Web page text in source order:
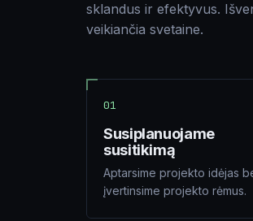
sklandus ir efektyvus.
veikiančia svetaine.
01
Susiplanuojame
susitikimą
Aptarsime projekto idėjas
įvertinsime projekto rėmus.